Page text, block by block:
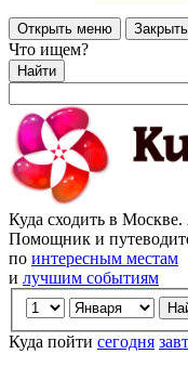
Открыть меню
Что ищем?
Найти
Куда сходить в
Помощник и
по интересным местам
и лучшим событиям
Куда пойти сегодня